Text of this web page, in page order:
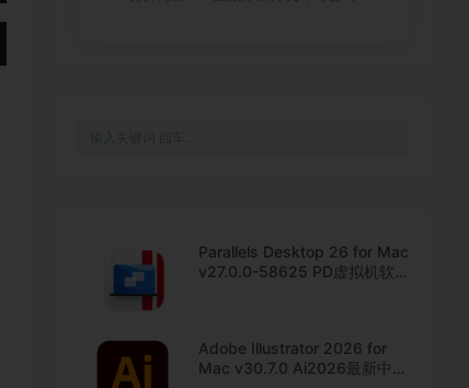
Parallels Desktop 26 for Mac
v27.0.0-58625 PD虚拟机软
Adobe Illustrator 2026 for
Mac v30.7.0 Ai2026最新中文